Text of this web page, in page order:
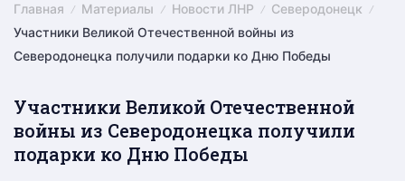
Главная Материалы Новости ЛНР
Северодонецк
Участники Великой Отечественной войны из
Северодонецка получили подарки ко Дню Победы
Участники Великой Отечественной
войны из Северодонецка получили
подарки ко Дню Победы